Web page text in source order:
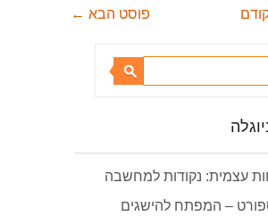
פוסט הבא ←
עצמית: נקודות למחשבה
– המפתח להישגים